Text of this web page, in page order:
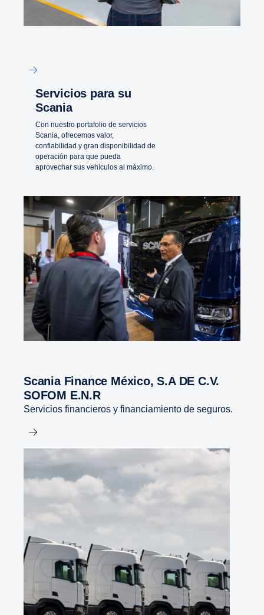
Servicios para su
Scania
Con nuestro portafolio de servicios
Scania, ofrecemos valor,
confiabilidad y gran disponibilidad de
operación para que pueda
aprovechar sus vehículos al máximo.
Scania Finance México, S.A DE C.V.
SOFOM E.N.R
Servicios financieros y financiamiento de seguros.